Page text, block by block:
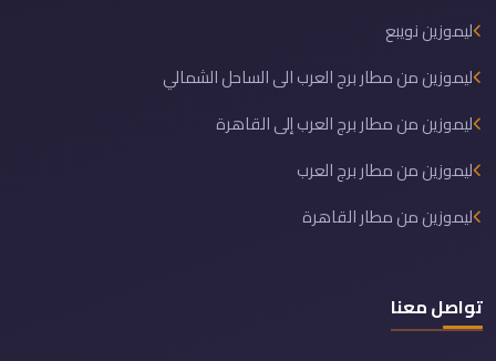
ليموزين نويبع
ليموزين من مطار برج العرب الى الساحل الشمالي
ليموزين من مطار برج العرب إلى القاهرة
ليموزين من مطار برج العرب
ليموزين من مطار القاهرة
تواصل معنا